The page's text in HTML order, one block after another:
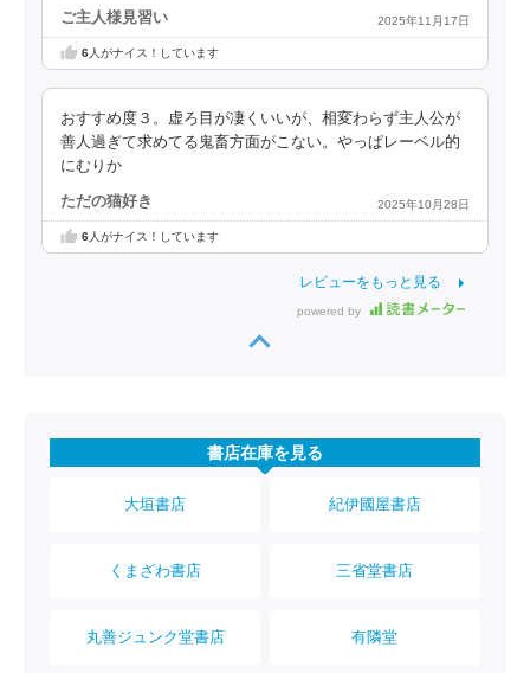
ご主人様見習い 2025年11月17日
6人がナイス！しています
おすすめ度３。虚ろ目が凄くいいが、相変わらず主人公が
善人過ぎて求めてる鬼畜方面がこない。やっぱレーベル的
にむりか
ただの猫好き 2025年10月28日
6人がナイス！しています
レビューをもっと見る
powered by
書店在庫を見る
大垣書店 紀伊國屋書店
くまざわ書店 三省堂書店
丸善ジュンク堂書店 有隣堂